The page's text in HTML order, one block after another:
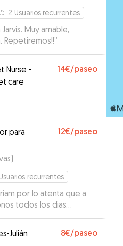
2 Usuarios recurrentes
Muy amable,
Repetiremos!!”
Nurse -
care
14€/paseo
para
12€/paseo
)
recurrentes
por lo atenta que a
todos los dias
con ella y seguro
cuidador para
Julián 8€/paseo